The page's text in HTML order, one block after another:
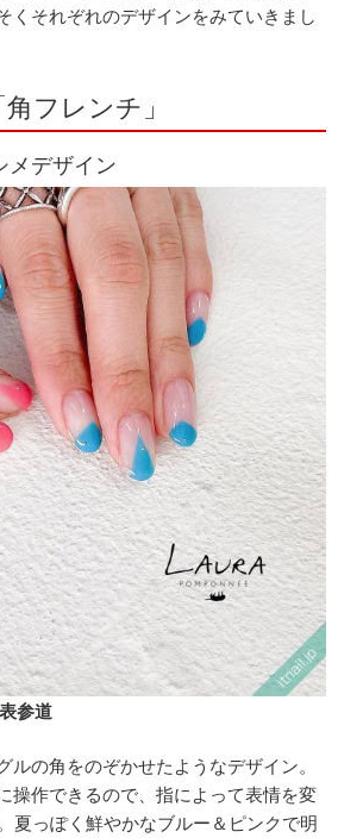
くそれぞれのデザインをみていきまし
フレンチ」
メデザイン
参道
ルの角をのぞかせたようなデザイン。
操作できるので、指によって表情を変
夏っぽく鮮やかなブルー＆ピンクで明